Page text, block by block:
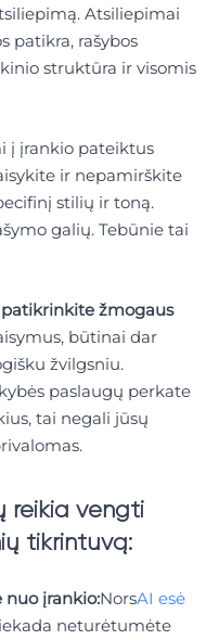
Atsiliepimai
patikra, rašybos
struktūra ir visomis
į įrankio pateiktus
ir nepamirškite
stilių ir toną.
galių. Tebūnie tai
žmogaus
būtinai dar
žvilgsniu.
paslaugų perkate
tai negali jūsų
reikia vengti
tikrintuvą:
įrankio:NorsAI esė
neturėtumėte